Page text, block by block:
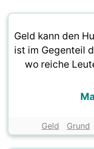
Geld kann den
ist im Gegenteil
wo reiche
Geld Grund